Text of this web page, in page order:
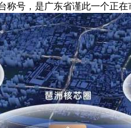
称号，是广东省谨此一个正